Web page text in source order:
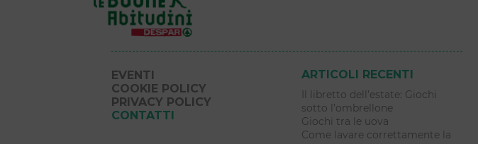
EVENTI
COOKIE POLICY
PRIVACY POLICY
CONTATTI
ARTICOLI RECENTI
Il libretto dell’estate: Giochi
sotto l’ombrellone
Giochi tra le uova
Come lavare correttamente la